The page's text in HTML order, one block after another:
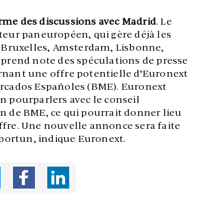
des discussions avec Madrid. Le
paneuropéen, qui gère déjà les
Bruxelles, Amsterdam, Lisbonne,
note des spéculations de presse
une offre potentielle d’Euronext
Españoles (BME). Euronext
pourparlers avec le conseil
de BME, ce qui pourrait donner lieu
Une nouvelle annonce sera faite
indique Euronext.